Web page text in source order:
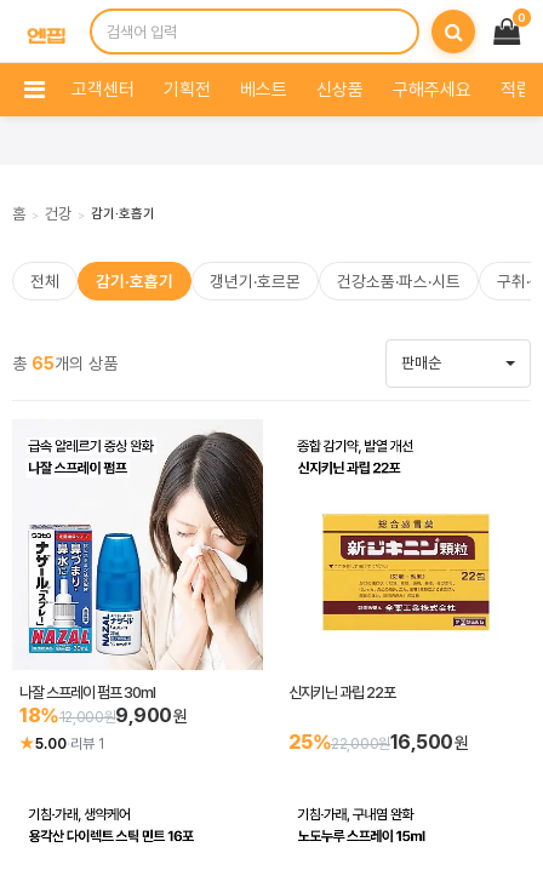
0
고객센터 기획전 베스트 신상품 구해주세요 적립
홈 > 건강 > 감기·호흡기
전체 감기·호흡기 갱년기·호르몬 건강소품·파스·시트 구취·
총 65개의 상품 판매순
나잘 스프레이 펌프 30ml
18%12,000원9,900원
★5.00·리뷰 1
신지키닌 과립 22포
25%22,000원16,500원